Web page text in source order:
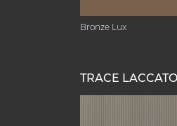
Bronze Lux
TRACE